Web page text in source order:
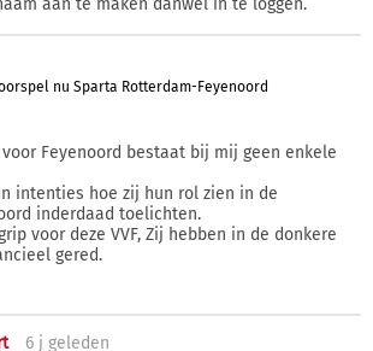
aan te maken danwel in te loggen.
nu Sparta Rotterdam-Feyenoord
Feyenoord bestaat bij mij geen enkele
intenties hoe zij hun rol zien in de
inderdaad toelichten.
voor deze VVF, Zij hebben in de donkere
gered.
6 j geleden